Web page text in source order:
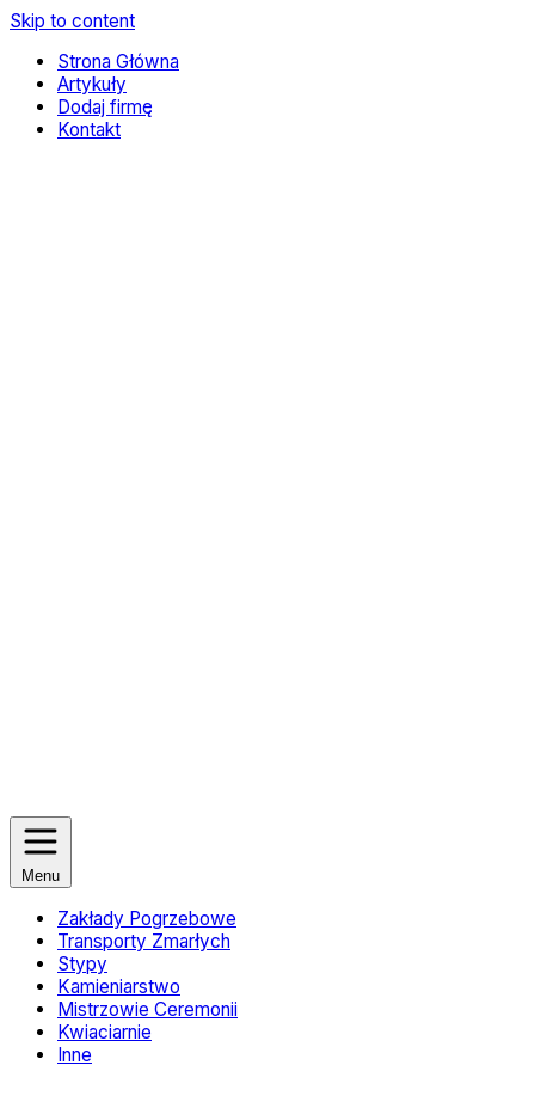
Skip to content
Strona Główna
Artykuły
Dodaj firmę
Kontakt
Menu
Zakłady Pogrzebowe
Transporty Zmarłych
Stypy
Kamieniarstwo
Mistrzowie Ceremonii
Kwiaciarnie
Inne